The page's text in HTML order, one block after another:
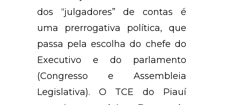
dos “julgadores” de contas é
uma prerrogativa política, que
passa pela escolha do chefe do
Executivo e do parlamento
(Congresso e Assembleia
Legislativa). O TCE do Piauí